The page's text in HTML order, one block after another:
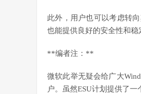
此外，用户也可以考虑转
也能提供良好的安全性和稳
**编者注：**
微软此举无疑会给广大
户。虽然ESU计划提供了